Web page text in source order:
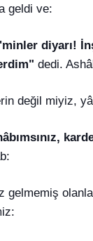
geldi ve:
diyarı!
dedi.
değil miyiz,
gelmemiş